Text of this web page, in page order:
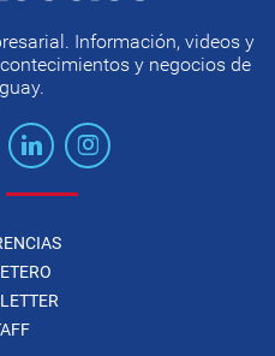
Información, videos y
y negocios de